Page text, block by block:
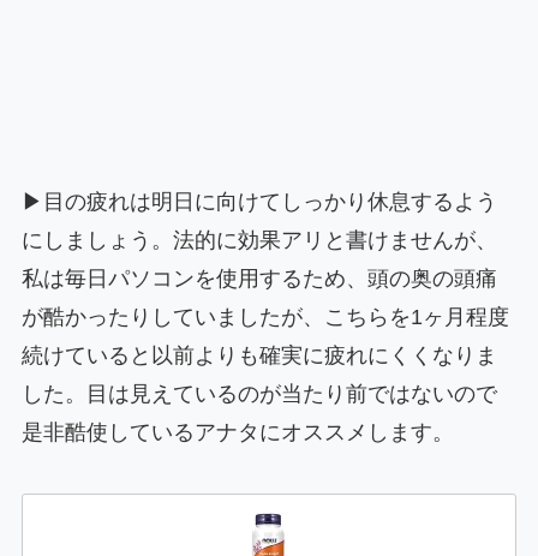
▶目の疲れは明日に向けてしっかり休息するよう
にしましょう。法的に効果アリと書けませんが、
私は毎日パソコンを使用するため、頭の奥の頭痛
が酷かったりしていましたが、こちらを1ヶ月程度
続けていると以前よりも確実に疲れにくくなりま
した。目は見えているのが当たり前ではないので
是非酷使しているアナタにオススメします。